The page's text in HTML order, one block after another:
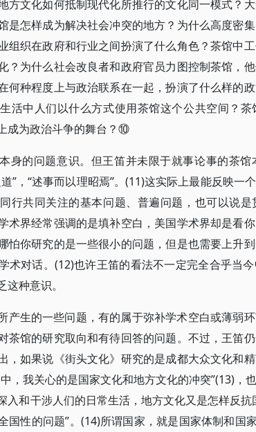
方文化如何抵制现代化所推行的文化同一模式？
是怎样成为解决社会冲突的地方？为什么高度密
组织在政府和行业之间扮演了什么角色？茶馆中
？为什么社会改良者和政府官员力图控制茶馆，
何种程度上与政治联系在一起，扮演了什么样的
活中人们以什么方式使用茶馆这个公共空间？
成为政治斗争的舞台？⑩
身的问题意识。但王笛并未限于就事论事的茶
”，“述事而以理昭焉”。(11)这实际上最能反映一
行共同关注的基本问题、普遍问题，也可以说
术界经常强调的是填补空白，美国学术界却是看
怕你研究的是一些很小的问题，但是也需要上升
术对话。(12)也许王笛的看法不一定完全合乎当
种意识。
产生的一些问题，有的属于弥补学术空白或薄弱
茶馆的研究取向和有待回答的问题。不过，王笛
，如果说《街头文化》研究的是成都大众文化和
，我关心的是国家文化和地方文化的冲突”(13)，
入和干涉人们的日常生活，地方文化又是怎样反
国性的问题”。(14)所谓国家，就是国家体制和国